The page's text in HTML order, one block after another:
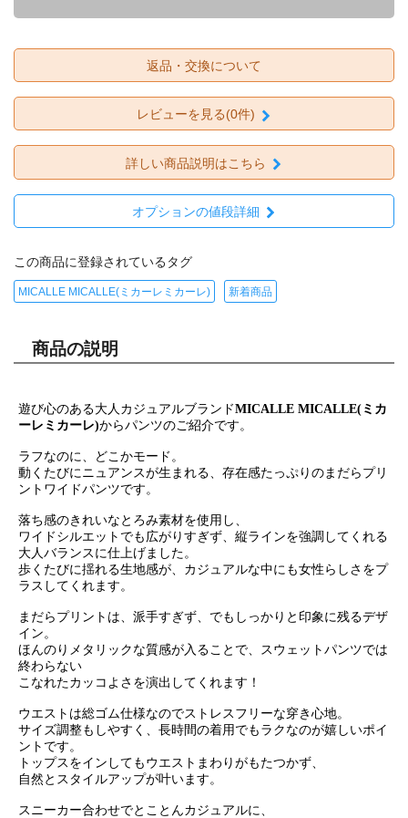
返品・交換について
レビューを見る(0件)
詳しい商品説明はこちら
オプションの値段詳細
この商品に登録されているタグ
MICALLE MICALLE(ミカーレミカーレ) 新着商品
商品の説明
遊び心のある大人カジュアルブランドMICALLE MICALLE(ミカ
ーレミカーレ)からパンツのご紹介です。
ラフなのに、どこかモード。
動くたびにニュアンスが生まれる、存在感たっぷりのまだらプリ
ントワイドパンツです。
落ち感のきれいなとろみ素材を使用し、
ワイドシルエットでも広がりすぎず、縦ラインを強調してくれる
大人バランスに仕上げました。
歩くたびに揺れる生地感が、カジュアルな中にも女性らしさをプ
ラスしてくれます。
まだらプリントは、派手すぎず、でもしっかりと印象に残るデザ
イン。
ほんのりメタリックな質感が入ることで、スウェットパンツでは
終わらない
こなれたカッコよさを演出してくれます！
ウエストは総ゴム仕様なのでストレスフリーな穿き心地。
サイズ調整もしやすく、長時間の着用でもラクなのが嬉しいポイ
ントです。
トップスをインしてもウエストまわりがもたつかず、
自然とスタイルアップが叶います。
スニーカー合わせでとことんカジュアルに、